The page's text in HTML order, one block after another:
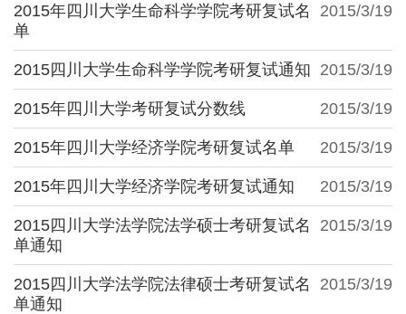
2015/3/19
2015年四川大学生命科学学院考研复试名
单
2015/3/19
2015四川大学生命科学学院考研复试通知
2015/3/19
2015年四川大学考研复试分数线
2015/3/19
2015年四川大学经济学院考研复试名单
2015/3/19
2015年四川大学经济学院考研复试通知
2015/3/19
2015四川大学法学院法学硕士考研复试名
单通知
2015/3/19
2015四川大学法学院法律硕士考研复试名
单通知